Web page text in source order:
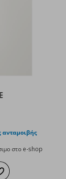
ανταμοιβής
στο e-shop
στο καλάθιστα